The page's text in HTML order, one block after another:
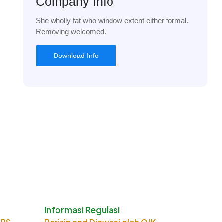
She wholly fat who window extent either formal.
Removing welcomed.
Download Info
Informasi Regulasi